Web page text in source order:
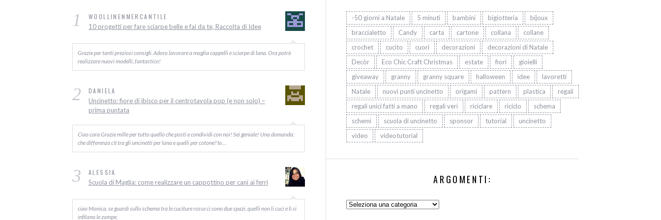
1 WOOLLINENMERCANTILE
10 progetti per fare sciarpe belle e fai da te, Raccolta di Idee
Grazie per tanti preziosi consigli. Adoro lavorare a maglia cappelli e sciarpe di lana. Ora potrò
realizzare nuovi modelli, fantastico!
2 DANIELA
Uncinetto: fiore di ibisco per il centrotavola pop (e non solo) –
prima puntata
Ciao cara Grazie mille per tutto quello che posti e condividi con noi! Sei geniale! Una domanda:
che differenza c’è tra gli uncinetti per lana e quelli per cotone? Io…
3 ALESSIA
Scuola di Maglia: come realizzare un cappottino per cani ai ferri
ciao Monica, se guardi sullo schema tra le cuciture rosse ci sono due spazi, quelli non li cuci e lì si
infilano le zampe.
-50 giorni a Natale 5 minuti bambini bigiotteria
bijoux
braccialetto
Candy carta cartone collana
collane
crochet
cucito cuori decorazioni
decorazioni di Natale
Decòr
Eco Chic Craft Christmas estate fiori
gioielli
giveaway
granny granny square halloween idee
lavoretti
Natale
nuovi punti uncinetto origami pattern plastica
regali
regali unici fatti a mano
regali veri riciclare riciclo
schema
schemi
scuola di uncinetto sponsor tutorial
uncinetto
video
videotutorial
ARGOMENTI:
Argomenti: